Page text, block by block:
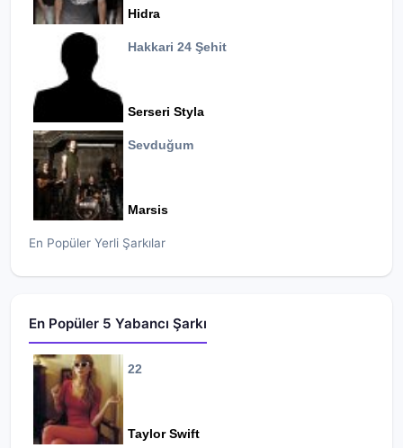
Hidra
Hakkari 24 Şehit
Serseri Styla
Sevduğum
Marsis
En Popüler Yerli Şarkılar
En Popüler 5 Yabancı Şarkı
22
Taylor Swift